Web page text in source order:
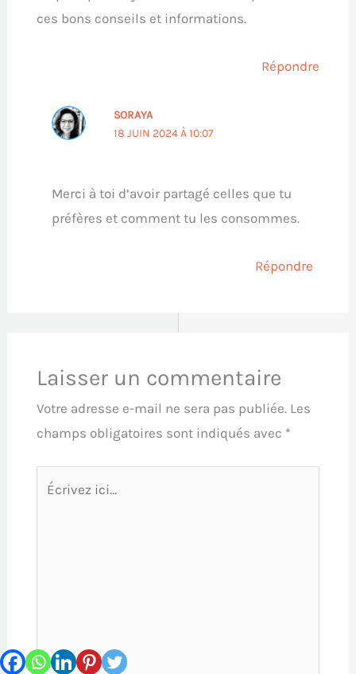
ces bons conseils et informations.
Répondre
SORAYA
18 JUIN 2024 À 10:07
Merci à toi d’avoir partagé celles que tu
préfères et comment tu les consommes.
Répondre
Laisser un commentaire
Votre adresse e-mail ne sera pas publiée. Les
champs obligatoires sont indiqués avec *